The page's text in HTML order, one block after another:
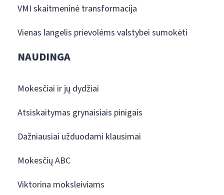
VMI skaitmeninė transformacija
Vienas langelis prievolėms valstybei sumokėti
NAUDINGA
Mokesčiai ir jų dydžiai
Atsiskaitymas grynaisiais pinigais
Dažniausiai užduodami klausimai
Mokesčių ABC
Viktorina moksleiviams